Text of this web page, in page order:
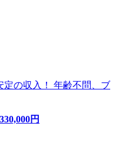
定の収入！ 年齢不問、ブ
330,000円